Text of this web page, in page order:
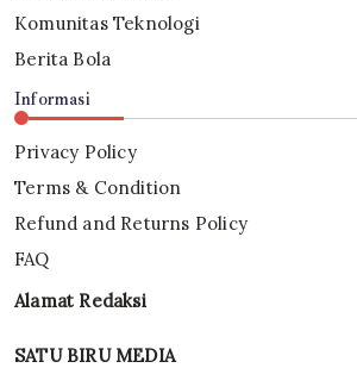
Komunitas Teknologi
Berita Bola
Informasi
Privacy Policy
Terms & Condition
Refund and Returns Policy
FAQ
Alamat Redaksi
SATU BIRU MEDIA